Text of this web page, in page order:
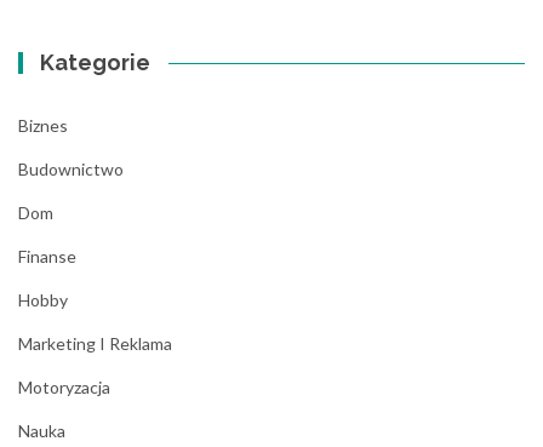
Kategorie
Biznes
Budownictwo
Dom
Finanse
Hobby
Marketing I Reklama
Motoryzacja
Nauka